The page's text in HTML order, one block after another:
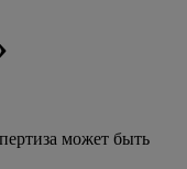
может быть